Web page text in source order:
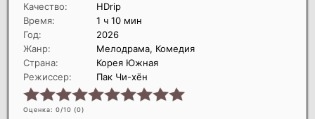
Качество:
HDrip
Время:
1 ч 10 мин
Год:
2026
Жанр:
Мелодрама, Комедия
Страна:
Корея Южная
Режиссер:
Пак Чи-хён
Оценка: 0/10 (0)